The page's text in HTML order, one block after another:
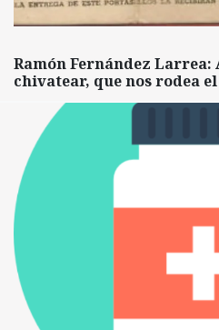
Ramón Fernández Larrea:
chivatear, que nos rodea